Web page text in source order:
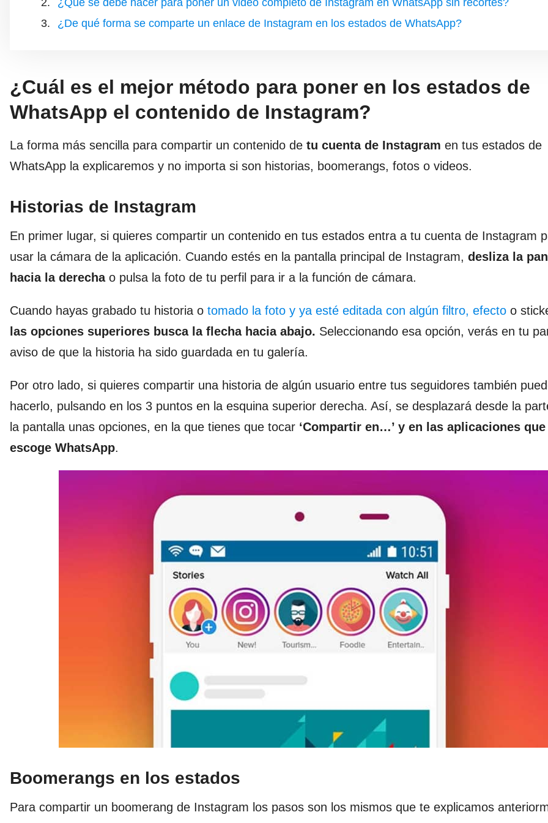
¿De qué forma se comparte un enlace de Instagram en los estados de WhatsApp?
¿Cuál es el mejor método para poner en los estados de
WhatsApp el contenido de Instagram?
La forma más sencilla para compartir un contenido de tu cuenta de Instagram en tus estados de
WhatsApp la explicaremos y no importa si son historias, boomerangs, fotos o videos.
Historias de Instagram
En primer lugar, si quieres compartir un contenido en tus estados entra a tu cuenta de Instagram
usar la cámara de la aplicación. Cuando estés en la pantalla principal de Instagram, desliza la
hacia la derechao pulsa la foto de tu perfil para ir a la función de cámara.
Cuando hayas grabado tu historia o tomado la foto y ya esté editada con algún filtro, efecto o
las opciones superiores busca la flecha hacia abajo. Seleccionando esa opción, verás en tu
aviso de que la historia ha sido guardada en tu galería.
Por otro lado, si quieres compartir una historia de algún usuario entre tus seguidores también
hacerlo, pulsando en los 3 puntos en la esquina superior derecha. Así, se desplazará desde la
la pantalla unas opciones, en la que tienes que tocar ‘Compartir en…’ y en las aplicaciones
escoge WhatsApp.
Boomerangs en los estados
Para compartir un boomerang de Instagram los pasos son los mismos que te explicamos